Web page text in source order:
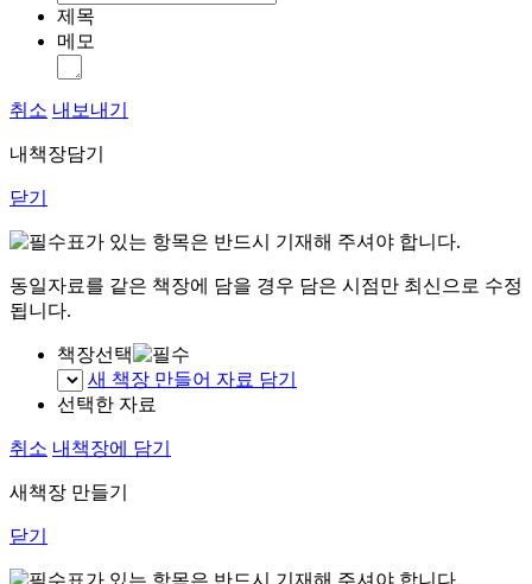
제목
메모
취소 내보내기
내책장담기
닫기
표가 있는 항목은 반드시 기재해 주셔야 합니다.
동일자료를 같은 책장에 담을 경우 담은 시점만 최신으로 수정
됩니다.
책장선택
새 책장 만들어 자료 담기
선택한 자료
취소 내책장에 담기
새책장 만들기
닫기
표가 있는 항목은 반드시 기재해 주셔야 합니다.